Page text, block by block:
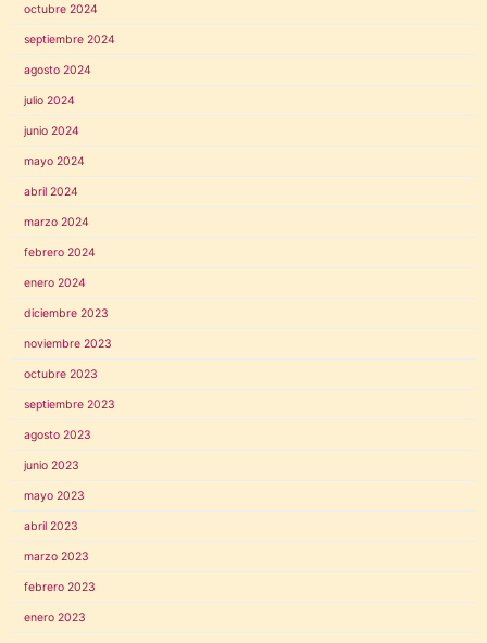
octubre 2024
septiembre 2024
agosto 2024
julio 2024
junio 2024
mayo 2024
abril 2024
marzo 2024
febrero 2024
enero 2024
diciembre 2023
noviembre 2023
octubre 2023
septiembre 2023
agosto 2023
junio 2023
mayo 2023
abril 2023
marzo 2023
febrero 2023
enero 2023